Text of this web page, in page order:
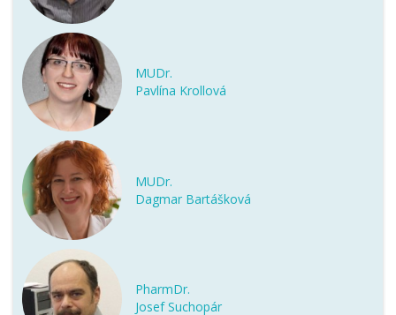
MUDr.
Pavlína Krollová
MUDr.
Dagmar Bartášková
PharmDr.
Josef Suchopár